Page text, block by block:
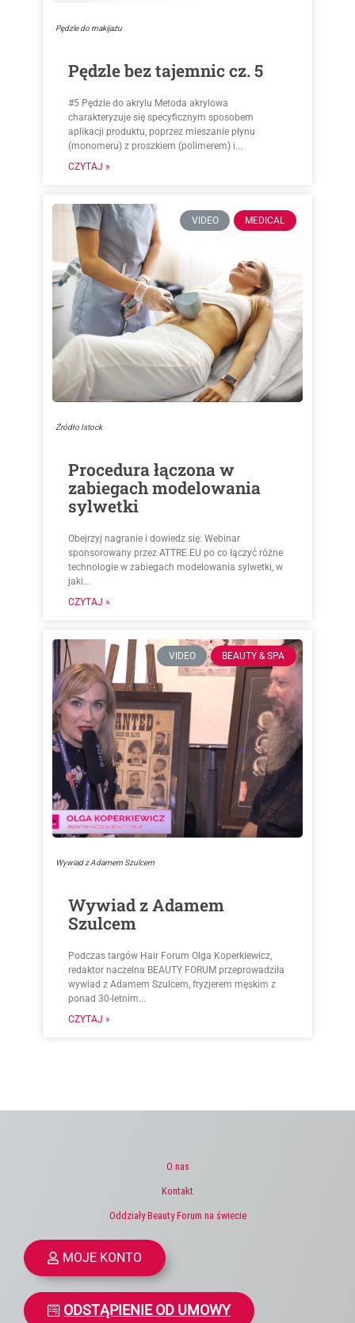
Pędzle do makijażu
Pędzle bez tajemnic cz. 5
#5 Pędzle do akrylu Metoda akrylowa
charakteryzuje się specyficznym sposobem
aplikacji produktu, poprzez mieszanie płynu
(monomeru) z proszkiem (polimerem) i...
CZYTAJ »
VIDEO MEDICAL
Źródło Istock
Procedura łączona w
zabiegach modelowania
sylwetki
Obejrzyj nagranie i dowiedz się: Webinar
sponsorowany przez ATTRE.EU po co łączyć różne
technologie w zabiegach modelowania sylwetki, w
jaki...
CZYTAJ »
VIDEO BEAUTY & SPA
Wywiad z Adamem Szulcem
Wywiad z Adamem
Szulcem
Podczas targów Hair Forum Olga Koperkiewicz,
redaktor naczelna BEAUTY FORUM przeprowadziła
wywiad z Adamem Szulcem, fryzjerem męskim z
ponad 30-letnim...
CZYTAJ »
O nas
Kontakt
Oddziały Beauty Forum na świecie
MOJE KONTO
ODSTĄPIENIE OD UMOWY